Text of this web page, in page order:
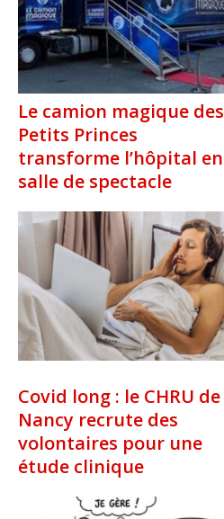
Le camion magique des
Petits Princes
transforme l’hôpital en
salle de spectacle
Covid long : le CHRU de
Nancy recrute des
volontaires pour une
étude clinique